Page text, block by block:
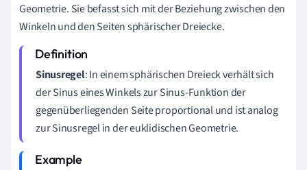
Geometrie. Sie befasst sich mit der Beziehung zwischen den
Winkeln und den Seiten sphärischer Dreiecke.
Sinusregel: In einem sphärischen Dreieck verhält sich
der Sinus eines Winkels zur Sinus-Funktion der
gegenüberliegenden Seite proportional und ist analog
zur Sinusregel in der euklidischen Geometrie.